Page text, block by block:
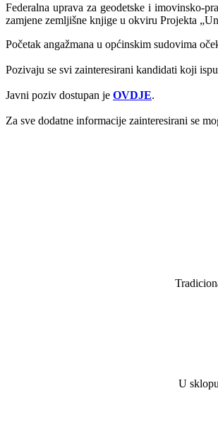
Federalna uprava za geodetske i imovinsko-
zamjene zemljišne knjige u okviru Projekta
Početak angažmana u općinskim sudovima
Pozivaju se svi zainteresirani kandidati koji
Javni poziv dostupan je OVDJE.
Za sve dodatne informacije zainteresirani se
U